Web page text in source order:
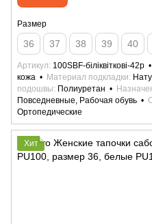
Размер
36 37 38 39 40
Артикул 100SBF-біліквіткові-42р
кожа
Материал подкладки
подошвы
Полиуретан
Повседневные, Рабочая обувь
Ортопедические
Хит